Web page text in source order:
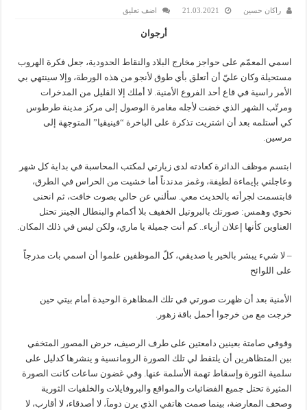
راكان حسين 21.03.2021 اضف تعليق
أرجوان
اسمي المعمّم على حواجز مخارج البلاد والنقاط الحدودية، جعل فكرة الهروب
مستحيلة وكان عليّ أن أتعلق بأي طوق لأنجو من هذه الورطة، وإلا سينتهي بي
الأمر راسية في قاع أحد الفروع الأمنية. لا أملك إلا القليل من المدخرات
ومرتّب الشهر الذي خضت لأجله مغامرة الوصول إلى مركز مدينة طرطوس
كي أستلمه بعد أن اشتريت تذكرة على الباخرة “فينيقيا” المتوجهة إلى
مرسين.
ابتسم موظف الدائرة كعادته لدى زيارتي لمكتب المحاسبة في بداية كل شهر
وعاجلني بإيماءة لطيفة، وغمز مدندناً أما خشيت من الحراس في الطرق،
فابتسمت لجرأته بالحديث معي. سألني عن حالي بصوت خافت، ثم انحنى
نحوي وهمس: صورتك بالبروتيل الخفيف بلا أكمام والبنطال الجينز تحتل
العناوين كأنها إعلان أزياء.. كم أنت جميلة يا ماري، ولكن ليس في ذلك المكان.
– لا شيء يبشر بالخير يا صديقي، كلّ الموظفين علموا أن اسمي بات مدرجاً
على اللوائح
الأمنية بعد أن ظهرت صورتي في تلك المظاهرة الوحيدة أمام بيتي حين
خرجت مع من خرجوا أحمل باقة زهور.
وقوفي صامتة بعينين دامعتين على طرف الرصيف، حرض المصور المتخفي
بين المتظاهرين أن يلتقط لي تلك الصورة الرومانسية و ينشرها كدليل على
سلمية الثورة وإسقاط تهمة الأسلمة عنها. وفي غضون ساعات كانت الصورة
المثيرة تحتل جميع الفضائيات والمواقع والبروفايلات والخلفيات الثورية
وصحف المعارضة، بينما صمت هاتفي الذي يرن دوماَ، لا أصدقاء، لا أقارب، لا